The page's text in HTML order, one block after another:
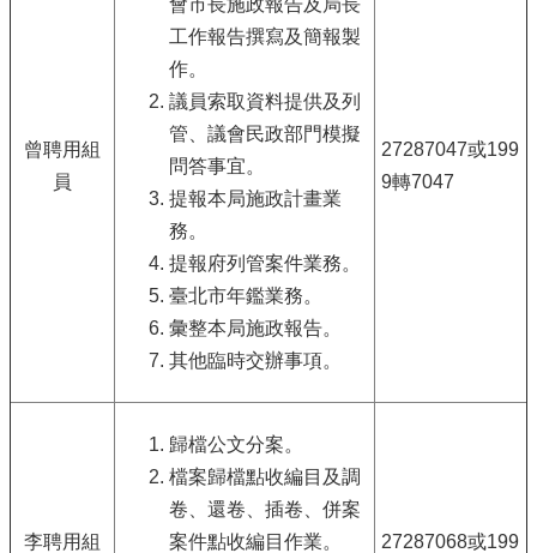
曾聘用組
員
工作報告撰寫及簡報製
作。
議員索取資料提供及列
管、議會民政部門模擬
問答事宜。
提報本局施政計畫業
務。
提報府列管案件業務。
臺北市年鑑業務。
彙整本局施政報告。
其他臨時交辦事項。
27287047或199
9轉7047
李聘用組
歸檔公文分案。
檔案歸檔點收編目及調
卷、還卷、插卷、併案
案件點收編目作業。
27287068或199